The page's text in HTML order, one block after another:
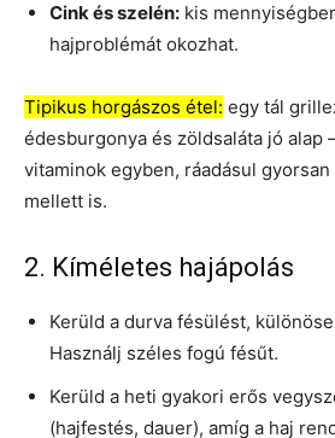
Cink és szelén: kis
hajproblémát okozhat.
Tipikus horgászos étel: egy tál
édesburgonya és zöldsaláta jó
vitaminok egyben, ráadásul
mellett is.
2. Kíméletes hajápolás
Kerüld a durva fésülést,
Használj széles fogú fésűt.
Kerüld a heti gyakori erős
(hajfestés, dauer), amíg a haj